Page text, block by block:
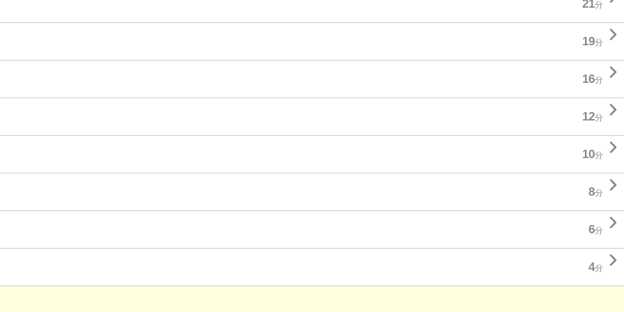
21分
19分 
16分 
12分 
10分 
8分 
6分 
4分 